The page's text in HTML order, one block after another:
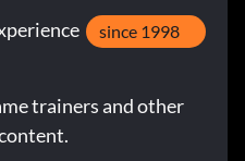
since 1998
trainers and other